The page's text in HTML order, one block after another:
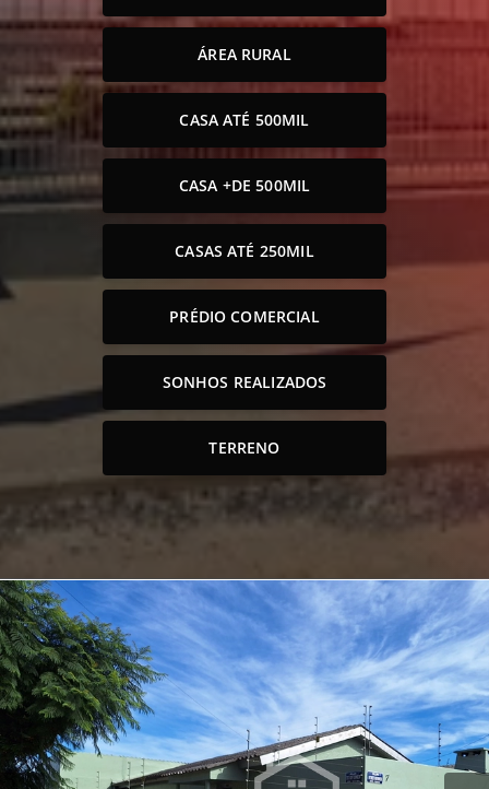
ÁREA RURAL
CASA ATÉ 500MIL
CASA +DE 500MIL
CASAS ATÉ 250MIL
PRÉDIO COMERCIAL
SONHOS REALIZADOS
TERRENO